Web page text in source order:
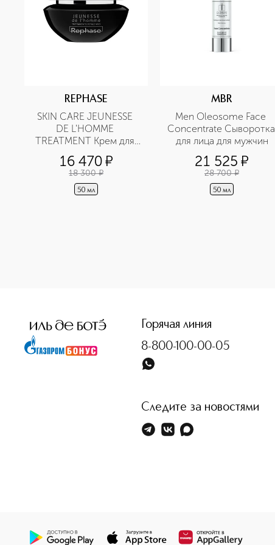
REPHASE
SKIN CARE JEUNESSE
DE L'HOMME
TREATMENT Крем для
мужской кожи
антивозрастной
универсальный
16 470¤
18 300 ¤
50 мл
MBR
Men Oleosome Face
Concentrate Сыворотка
для лица для мужчин
21 525 ¤
28 700 ¤
50 мл
Горячая линия
8-800-100-00-05
Следите за новостями